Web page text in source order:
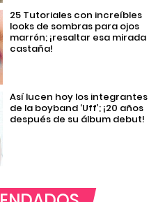
25 Tutoriales con increíbles
looks de sombras para ojos
marrón; ¡resaltar esa mirada
castaña!
Así lucen hoy los integrantes
de la boyband ‘Uff’; ¡20 años
después de su álbum debut!